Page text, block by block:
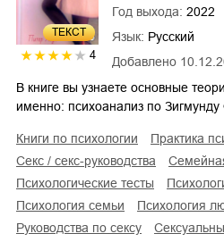
ТЕКСТ
4 Добавлено
Год выхода: 2022
Язык: Русский
В книге вы узнаете основные
именно: психоанализ по
книги по психологии
практика
секс / секс-руководства
психологические тесты
психология семьи
психология
руководства по сексу